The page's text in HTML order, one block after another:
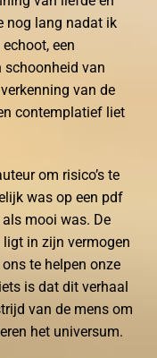
nog lang nadat ik
een
schoonheid van
van de
contemplatief liet
om risico’s te
was op een pdf
mooi was. De
in zijn vermogen
te helpen onze
is dat dit verhaal
van de mens om
het universum.